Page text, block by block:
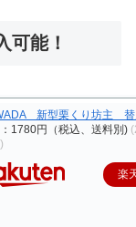
可能！
新型栗くり坊主 替
1780円（税込、送料別)
楽